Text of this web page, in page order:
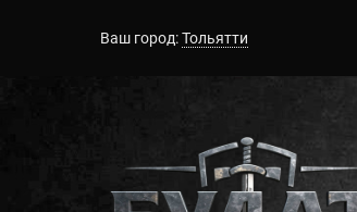
Ваш город:Тольятти